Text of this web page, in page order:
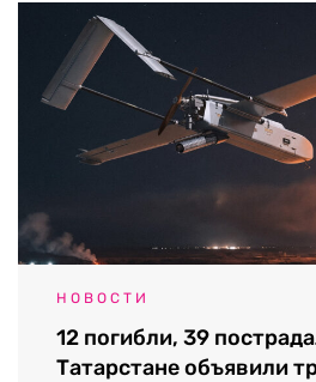
НОВОСТИ
12 погибли, 39
Татарстане объявили